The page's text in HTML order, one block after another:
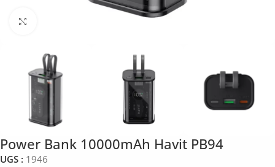
Power Bank 10000mAh Havit PB94
UGS : 1946